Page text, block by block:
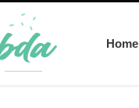
Home